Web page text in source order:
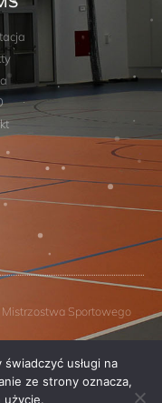
Sportowego
Projekt: Studio Horizon
usługi na
ze strony oznacza,
użycie.